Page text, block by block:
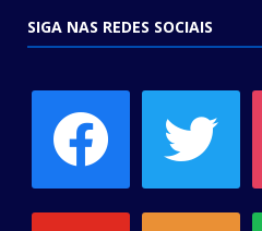
SIGA NAS REDES SOCIAIS